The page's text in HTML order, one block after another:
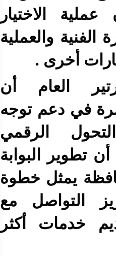
الاختيار
الفنية والعملية
أخرى .
العام أن
في دعم توجه
الرقمي
تطوير البوابة
يمثل خطوة
التواصل مع
خدمات أكثر